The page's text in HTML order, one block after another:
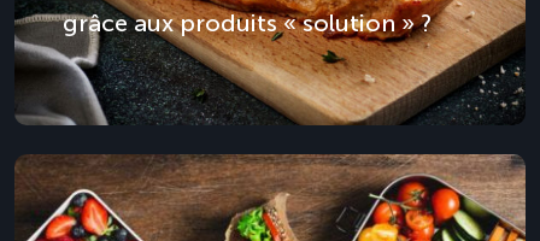
grâce aux produits « solution » ?